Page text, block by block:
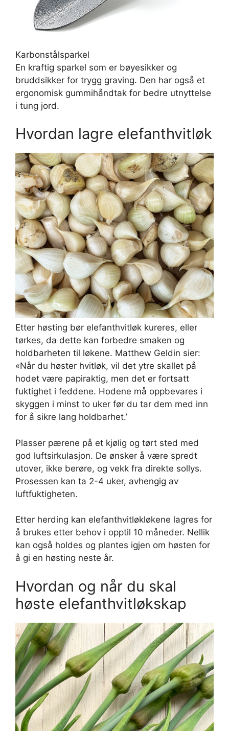
Karbonstålsparkel
En kraftig sparkel som er bøyesikker og
bruddsikker for trygg graving. Den har også et
ergonomisk gummihåndtak for bedre utnyttelse
i tung jord.
Hvordan lagre elefanthvitløk
Etter høsting bør elefanthvitløk kureres, eller
tørkes, da dette kan forbedre smaken og
holdbarheten til løkene. Matthew Geldin sier:
«Når du høster hvitløk, vil det ytre skallet på
hodet være papiraktig, men det er fortsatt
fuktighet i feddene. Hodene må oppbevares i
skyggen i minst to uker før du tar dem med inn
for å sikre lang holdbarhet.’
Plasser pærene på et kjølig og tørt sted med
god luftsirkulasjon. De ønsker å være spredt
utover, ikke berøre, og vekk fra direkte sollys.
Prosessen kan ta 2-4 uker, avhengig av
luftfuktigheten.
Etter herding kan elefanthvitløkløkene lagres for
å brukes etter behov i opptil 10 måneder. Nellik
kan også holdes og plantes igjen om høsten for
å gi en høsting neste år.
Hvordan og når du skal
høste elefanthvitløkskap